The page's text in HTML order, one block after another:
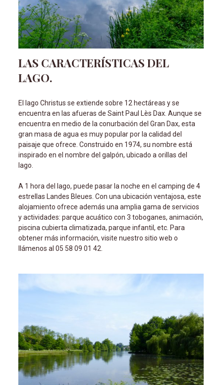
LAS CARACTERÍSTICAS DEL
LAGO.
El lago Christus se extiende sobre 12 hectáreas y se
encuentra en las afueras de Saint Paul Lès Dax. Aunque se
encuentra en medio de la conurbación del Gran Dax, esta
gran masa de agua es muy popular por la calidad del
paisaje que ofrece. Construido en 1974, su nombre est
inspirado en el nombre del galpón, ubicado a orillas del
lago.
A 1 hora del lago, puede pasar la noche en el camping de 4
estrellas Landes Bleues. Con una ubicación ventajosa, este
alojamiento ofrece además una amplia gama de servicios
y actividades: parque acuático con 3 toboganes, animación,
piscina cubierta climatizada, parque infantil, etc. Para
obtener más información, visite nuestro sitio web o
llámenos al 05 58 09 01 42.